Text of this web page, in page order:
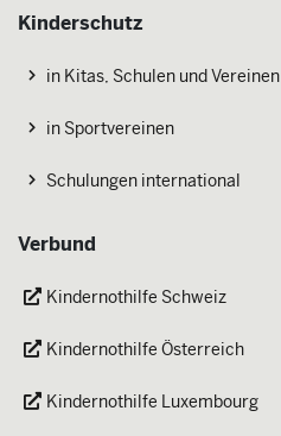
Kinderschutz
in Kitas, Schulen und Vereinen
in Sportvereinen
Schulungen international
Verbund
Kindernothilfe Schweiz
Kindernothilfe Österreich
Kindernothilfe Luxembourg